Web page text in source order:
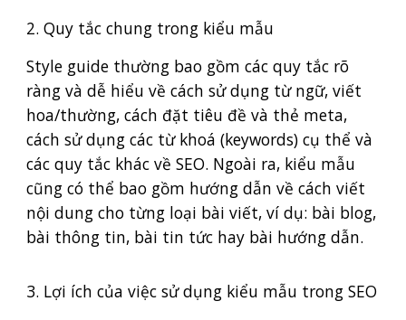
2. Quy tắc chung trong kiểu mẫu
Style guide thường bao gồm các quy tắc rõ
ràng và dễ hiểu về cách sử dụng từ ngữ, viết
hoa/thường, cách đặt tiêu đề và thẻ meta,
cách sử dụng các từ khoá (keywords) cụ thể và
các quy tắc khác về SEO. Ngoài ra, kiểu mẫu
cũng có thể bao gồm hướng dẫn về cách viết
nội dung cho từng loại bài viết, ví dụ: bài blog,
bài thông tin, bài tin tức hay bài hướng dẫn.
3. Lợi ích của việc sử dụng kiểu mẫu trong SEO